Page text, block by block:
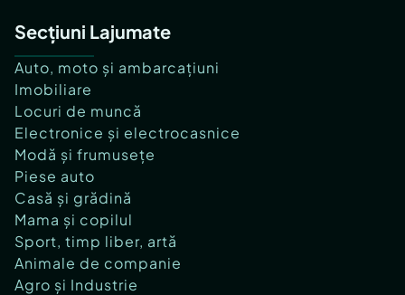
Secțiuni Lajumate
Auto, moto și ambarcațiuni
Imobiliare
Locuri de muncă
Electronice și electrocasnice
Modă și frumusețe
Piese auto
Casă și grădină
Mama și copilul
Sport, timp liber, artă
Animale de companie
Agro și Industrie